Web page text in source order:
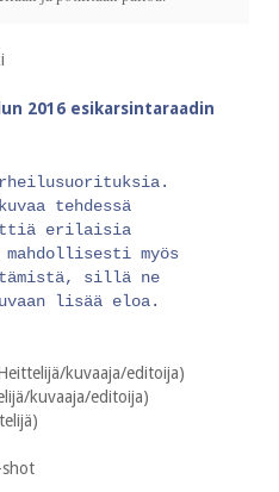
2016 esikarsintaraadin
tehdessä
erilaisia
mahdollisesti myös
sillä ne
lisää eloa.
kuvaaja/editoija)
kuvaaja/editoija)
shot